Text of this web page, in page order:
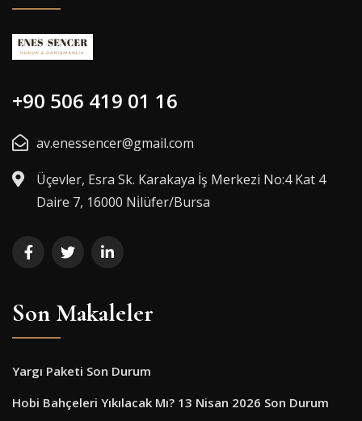
+90 506 419 01 16
av.enessencer@gmail.com
Üçevler, Esra Sk. Karakaya İş Merkezi No:4 Kat 4
Daire 7, 16000 Ni̇lüfer/Bursa
Son Makaleler
Yargı Paketi Son Durum
Hobi Bahçeleri Yıkılacak Mı? 13 Nisan 2026 Son Durum